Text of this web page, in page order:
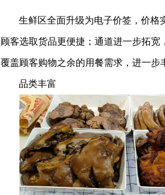
生鲜区全面升级为电子价签，价格
顾客选取货品更便捷；通道进一步拓
覆盖顾客购物之余的用餐需求，进一步
品类丰富